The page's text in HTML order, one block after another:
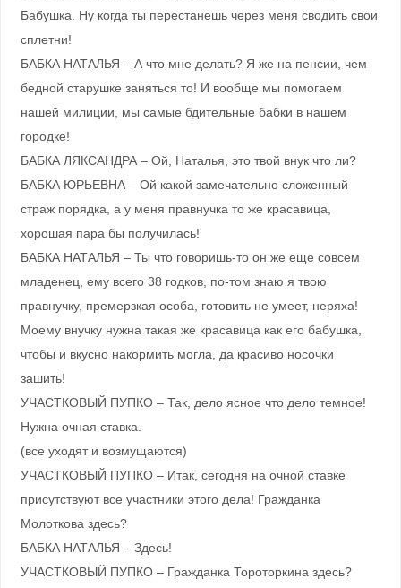
Бабушка. Ну когда ты перестанешь через меня сводить свои
сплетни!
БАБКА НАТАЛЬЯ – А что мне делать? Я же на пенсии, чем
бедной старушке заняться то! И вообще мы помогаем
нашей милиции, мы самые бдительные бабки в нашем
городке!
БАБКА ЛЯКСАНДРА – Ой, Наталья, это твой внук что ли?
БАБКА ЮРЬЕВНА – Ой какой замечательно сложенный
страж порядка, а у меня правнучка то же красавица,
хорошая пара бы получилась!
БАБКА НАТАЛЬЯ – Ты что говоришь-то он же еще совсем
младенец, ему всего 38 годков, по-том знаю я твою
правнучку, премерзкая особа, готовить не умеет, неряха!
Моему внучку нужна такая же красавица как его бабушка,
чтобы и вкусно накормить могла, да красиво носочки
зашить!
УЧАСТКОВЫЙ ПУПКО – Так, дело ясное что дело темное!
Нужна очная ставка.
(все уходят и возмущаются)
УЧАСТКОВЫЙ ПУПКО – Итак, сегодня на очной ставке
присутствуют все участники этого дела! Гражданка
Молоткова здесь?
БАБКА НАТАЛЬЯ – Здесь!
УЧАСТКОВЫЙ ПУПКО – Гражданка Тороторкина здесь?